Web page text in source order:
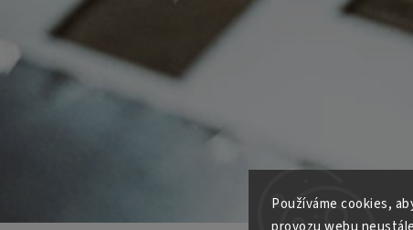
Používáme cookies,